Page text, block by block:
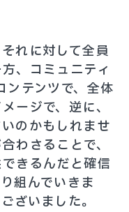
れに対して全員
、コミュニティ
テンツで、全体
ージで、逆に、
のかもしれませ
わさることで、
きるんだと確信
組んでいきま
ざいました。